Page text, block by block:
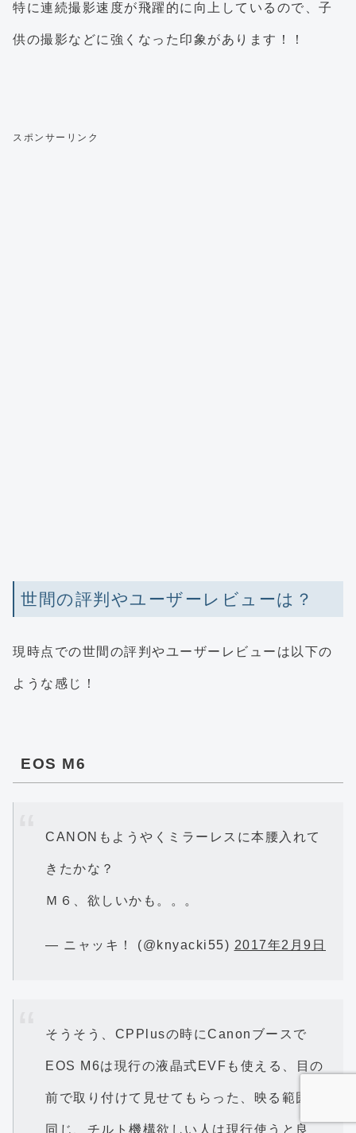
特に連続撮影速度が飛躍的に向上しているので、子
供の撮影などに強くなった印象があります！！
スポンサーリンク
世間の評判やユーザーレビューは？
現時点での世間の評判やユーザーレビューは以下の
ような感じ！
EOS M6
CANONもようやくミラーレスに本腰入れて
きたかな？
Ｍ６、欲しいかも。。。
— ニャッキ！ (@knyacki55) 2017年2月9日
そうそう、CPPlusの時にCanonブースで
EOS M6は現行の液晶式EVFも使える、目の
前で取り付けて見せてもらった、映る範囲は
同じ、チルト機構欲しい人は現行使うと良